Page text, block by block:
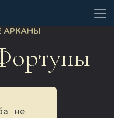
АРКАНЫ
не